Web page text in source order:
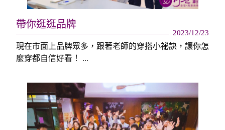
帶你逛逛品牌
2023/12/23
現在市面上品牌眾多，跟著老師的穿搭小祕訣，讓你怎
麼穿都自信好看！ ...